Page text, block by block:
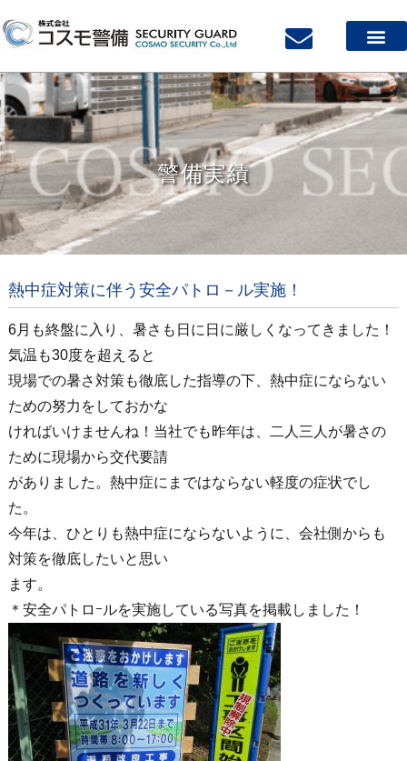
警備実績
熱中症対策に伴う安全パトロ－ル実施！
6月も終盤に入り、暑さも日に日に厳しくなってきました！
気温も30度を超えると
現場での暑さ対策も徹底した指導の下、熱中症にならない
ための努力をしておかな
ければいけませんね！当社でも昨年は、二人三人が暑さの
ために現場から交代要請
がありました。熱中症にまではならない軽度の症状でし
た。
今年は、ひとりも熱中症にならないように、会社側からも
対策を徹底したいと思い
ます。
＊安全パトロｰルを実施している写真を掲載しました！